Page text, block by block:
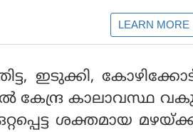
ഇടുക്കി,
കേന്ദ്ര കാലാവസ്ഥ
ശക്തമായ